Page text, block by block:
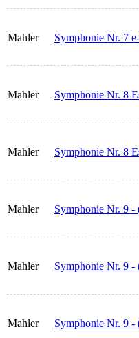
Mahler Symphonie Nr. 7
Mahler Symphonie Nr. 8
Mahler Symphonie Nr. 8
Mahler Symphonie Nr. 9 -
Mahler Symphonie Nr. 9 -
Mahler Symphonie Nr. 9 -